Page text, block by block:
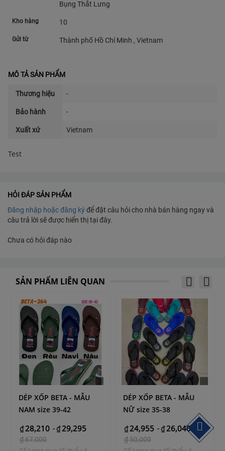
Bụng Thắt Lưng
Kho hàng 10
Gửi từ Thành phố Hồ Chí Minh , Vietnam
MÔ TẢ SẢN PHẨM
Thương hiệu -
Bảo hành -
Xuất xứ Vietnam
Test
HỎI ĐÁP SẢN PHẨM
Đăng nhập hoặc đăng kýđể đặt câu hỏi cho nhà bán hàng ngay và
câu trả lời sẽ được hiển thị tại đây.
Chưa có hỏi đáp nào
SẢN PHẨM LIÊN QUAN
DÉP XỐP BETA - MẪU
NAM size 39-42
₫28,210 -₫29,295
₫67,000
DÉP XỐP BETA - MẪU
NỮ size 35-38
₫24,955 -₫26,040
₫50,000